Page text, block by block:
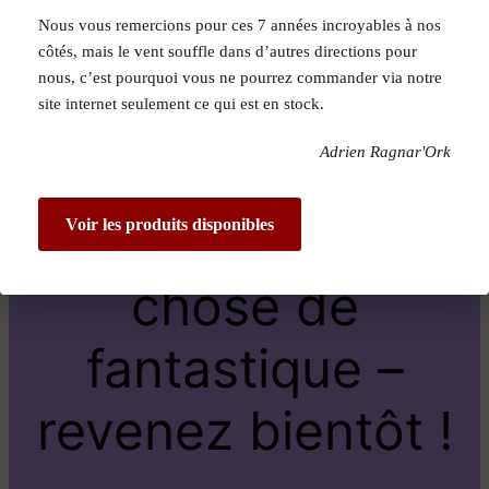
Pardon pour le
dérangement !
Nous travaillons
sur quelque
chose de
fantastique –
revenez bientôt !
Nous vous remercions pour ces 7 années incroyables à nos
côtés, mais le vent souffle dans d’autres directions pour
nous, c’est pourquoi vous ne pourrez commander via notre
site internet seulement ce qui est en stock.
Adrien Ragnar'Ork
Voir les produits disponibles